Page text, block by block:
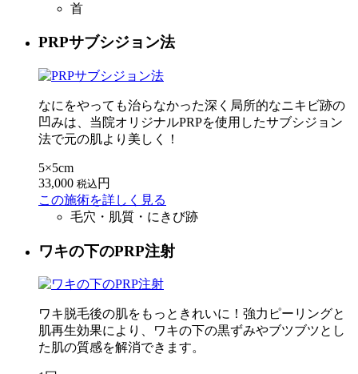
首
PRPサブシジョン法
なにをやっても治らなかった深く局所的なニキビ跡の
凹みは、当院オリジナルPRPを使用したサブシジョン
法で元の肌より美しく！
5×5cm
33,000 税込 円
この施術を詳しく見る
毛穴・肌質・にきび跡
ワキの下のPRP注射
ワキ脱毛後の肌をもっときれいに！強力ピーリングと
肌再生効果により、ワキの下の黒ずみやブツブツとし
た肌の質感を解消できます。